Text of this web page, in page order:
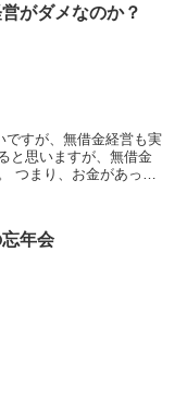
がダメなのか？
ですが、無借金経営も実
と思いますが、無借金
つまり、お金があって
年会